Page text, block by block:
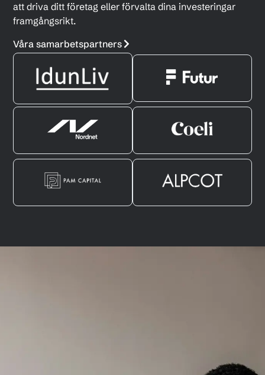
att driva ditt företag eller förvalta dina investeringar
framgångsrikt.
Våra samarbetspartners